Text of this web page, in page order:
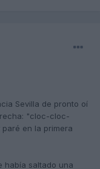
Sevilla de pronto oí
"cloc-cloc-
en la primera
había saltado una